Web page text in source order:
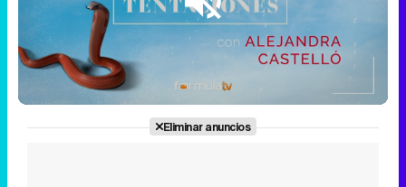
2.56%
Eliminar anuncios